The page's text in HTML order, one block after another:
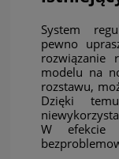
System
pewno
rozwiązanie
modelu na
rozstawu,
Dzięki
W efekcie